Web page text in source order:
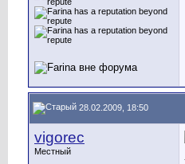
28.02.2009, 18:50
vigorec
Местный